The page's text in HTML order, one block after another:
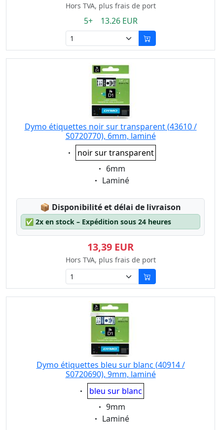
Hors TVA, plus frais de port
5+ 13.26 EUR
Dymo étiquettes noir sur transparent (43610 /
S0720770), 6mm, laminé
Eigenschaft:
noir sur transparent
Eigenschaft:
6mm
Eigenschaft:
Laminé
📦 Lagerstatus:
Disponibilité et délai de livraison
✅ 2x en stock – Expédition sous 24 heures
13,39 EUR
Hors TVA, plus frais de port
Dymo étiquettes bleu sur blanc (40914 /
S0720690), 9mm, laminé
Eigenschaft:
bleu sur blanc
Eigenschaft:
9mm
Eigenschaft:
Laminé